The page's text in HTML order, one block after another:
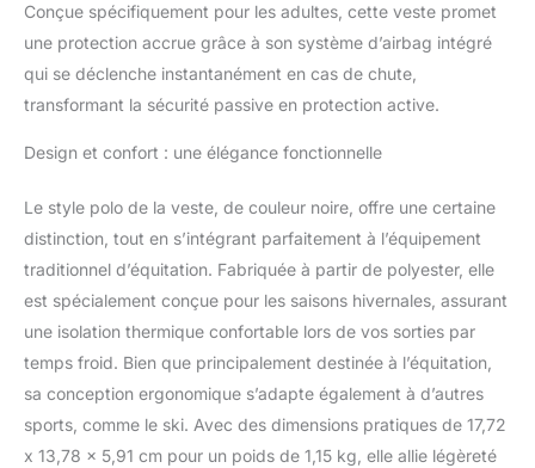
Conçue spécifiquement pour les adultes, cette veste promet
une protection accrue grâce à son système d’airbag intégré
qui se déclenche instantanément en cas de chute,
transformant la sécurité passive en protection active.
Design et confort : une élégance fonctionnelle
Le style polo de la veste, de couleur noire, offre une certaine
distinction, tout en s’intégrant parfaitement à l’équipement
traditionnel d’équitation. Fabriquée à partir de polyester, elle
est spécialement conçue pour les saisons hivernales, assurant
une isolation thermique confortable lors de vos sorties par
temps froid. Bien que principalement destinée à l’équitation,
sa conception ergonomique s’adapte également à d’autres
sports, comme le ski. Avec des dimensions pratiques de 17,72
x 13,78 x 5,91 cm pour un poids de 1,15 kg, elle allie légèreté